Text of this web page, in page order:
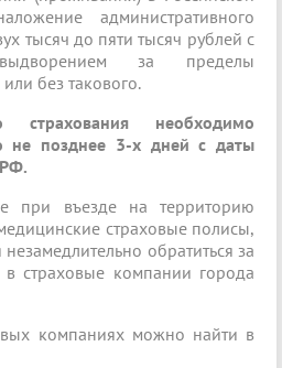
административного
тысяч до пяти тысяч рублей с
выдворением за пределы
без такового.
страхования необходимо
не позднее 3-х дней с даты
при въезде на территорию
страховые полисы,
незамедлительно обратиться за
страховые компании города
компаниях можно найти в